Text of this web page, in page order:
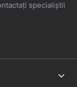
specialiștii